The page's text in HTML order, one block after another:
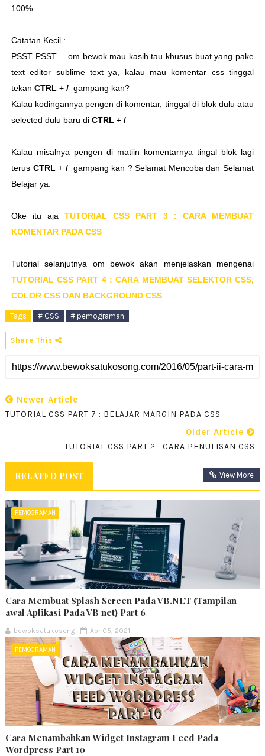
100%.
Catatan Kecil :
PSST PSST... om bewok mau kasih tau khusus buat yang pake
text editor sublime text ya, kalau mau komentar css tinggal
tekan CTRL + /gampang kan?
Kalau kodingannya pengen di komentar, tinggal di blok dulu atau
selected dulu baru di CTRL + /
Kalau misalnya pengen di matiin komentarnya tingal blok lagi
terus CTRL + /gampang kan ? Selamat Mencoba dan Selamat
Belajar ya.
Oke itu aja TUTORIAL CSS PART 3 : CARA MEMBUAT
KOMENTAR PADA CSS
Tutorial selanjutnya om bewok akan menjelaskan mengenai
TUTORIAL CSS PART 4 : CARA MEMBUAT SELEKTOR CSS,
COLOR CSS DAN BACKGROUND CSS
Tags # CSS # pemograman
Share This
Newer Article
TUTORIAL CSS PART 7 : BELAJAR MARGIN PADA CSS
Older Article
TUTORIAL CSS PART 2 : CARA PENULISAN CSS
RELATED POST View More
PEMOGRAMAN
Cara Membuat Splash Screen Pada VB.NET (Tampilan
awal Aplikasi Pada VB net) Part 6
bewoksatukosong Apr 05, 2021
PEMOGRAMAN
Cara Menambahkan Widget Instagram Feed Pada
Wordpress Part 10